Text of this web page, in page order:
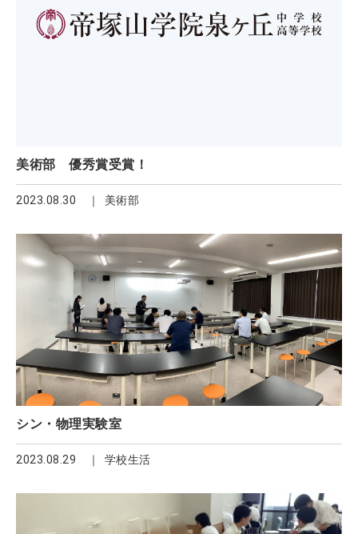
美術部 優秀賞受賞！
2023.08.30 美術部
シン・物理実験室
2023.08.29 学校生活